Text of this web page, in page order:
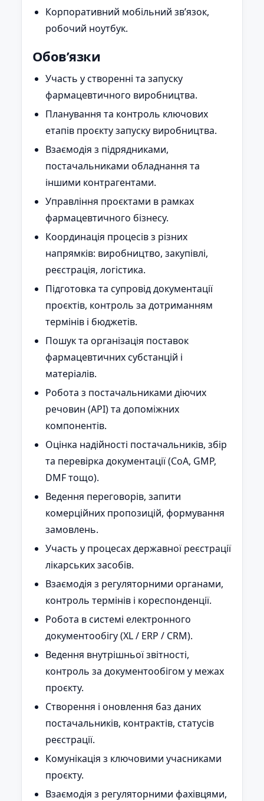
Корпоративний мобільний зв’язок,
робочий ноутбук.
Обов’язки
Участь у створенні та запуску
фармацевтичного виробництва.
Планування та контроль ключових
етапів проєкту запуску виробництва.
Взаємодія з підрядниками,
постачальниками обладнання та
іншими контрагентами.
Управління проєктами в рамках
фармацевтичного бізнесу.
Координація процесів з різних
напрямків: виробництво, закупівлі,
реєстрація, логістика.
Підготовка та супровід документації
проєктів, контроль за дотриманням
термінів і бюджетів.
Пошук та організація поставок
фармацевтичних субстанцій і
матеріалів.
Робота з постачальниками діючих
речовин (API) та допоміжних
компонентів.
Оцінка надійності постачальників, збір
та перевірка документації (CoA, GMP,
DMF тощо).
Ведення переговорів, запити
комерційних пропозицій, формування
замовлень.
Участь у процесах державної реєстрації
лікарських засобів.
Взаємодія з регуляторними органами,
контроль термінів і кореспонденції.
Робота в системі електронного
документообігу (XL / ERP / CRM).
Ведення внутрішньої звітності,
контроль за документообігом у межах
проєкту.
Створення і оновлення баз даних
постачальників, контрактів, статусів
реєстрації.
Комунікація з ключовими учасниками
проєкту.
Взаємодія з регуляторними фахівцями,